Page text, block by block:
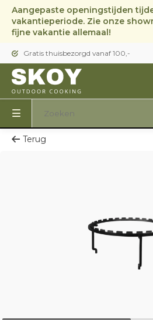
Aangepaste openingstijden
vakantieperiode. Zie onze
fijne vakantie allemaal!
Gratis thuisbezorgd vanaf 100,-
Terug